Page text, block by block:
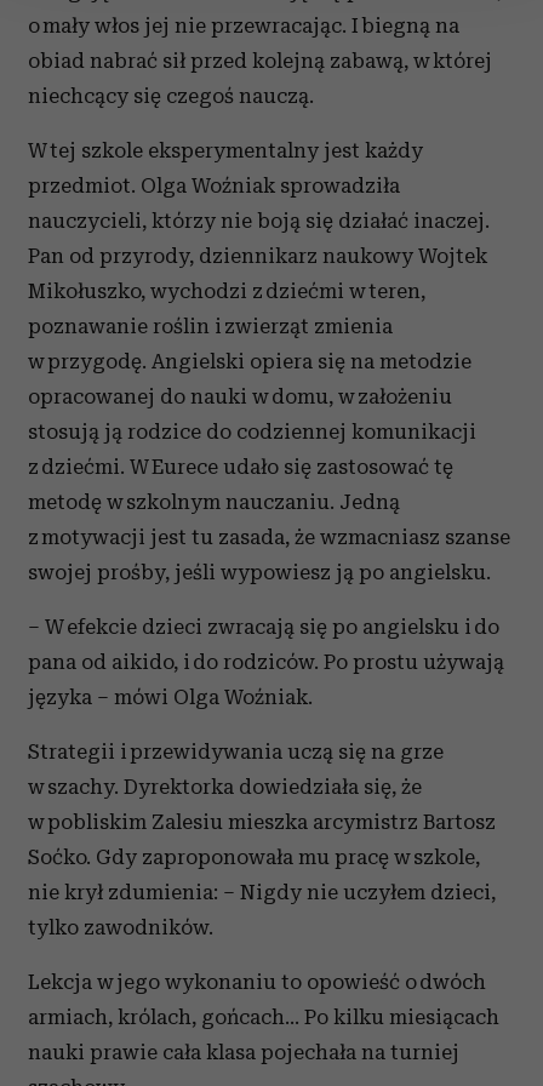
Wykorzystujemy pliki cookie do spersonalizowania treści
i reklam, aby oferować funkcje społecznościowe i
analizować ruch w naszej witrynie. Informacje o tym, jak
społecznościowym, reklamowym i analitycznym.
Partnerzy mogą połączyć te informacje z innymi danymi
otrzymanymi od Ciebie lub uzyskanymi podczas
korzystania z ich usług.
o mały włos jej nie przewracając. I biegną na
obiad nabrać sił przed kolejną zabawą, w której
niechcący się czegoś nauczą.
W tej szkole eksperymentalny jest każdy
przedmiot. Olga Woźniak sprowadziła
nauczycieli, którzy nie boją się działać inaczej.
Pan od przyrody, dziennikarz naukowy Wojtek
Mikołuszko, wychodzi z dziećmi w teren,
poznawanie roślin i zwierząt zmienia
w przygodę. Angielski opiera się na metodzie
opracowanej do nauki w domu, w założeniu
stosują ją rodzice do codziennej komunikacji
z dziećmi. W Eurece udało się zastosować tę
metodę w szkolnym nauczaniu. Jedną
z motywacji jest tu zasada, że wzmacniasz szanse
swojej prośby, jeśli wypowiesz ją po angielsku.
– W efekcie dzieci zwracają się po angielsku i do
pana od aikido, i do rodziców. Po prostu używają
języka – mówi Olga Woźniak.
Strategii i przewidywania uczą się na grze
w szachy. Dyrektorka dowiedziała się, że
w pobliskim Zalesiu mieszka arcymistrz Bartosz
Soćko. Gdy zaproponowała mu pracę w szkole,
nie krył zdumienia: – Nigdy nie uczyłem dzieci,
tylko zawodników.
Lekcja w jego wykonaniu to opowieść o dwóch
armiach, królach, gońcach... Po kilku miesiącach
nauki prawie cała klasa pojechała na turniej